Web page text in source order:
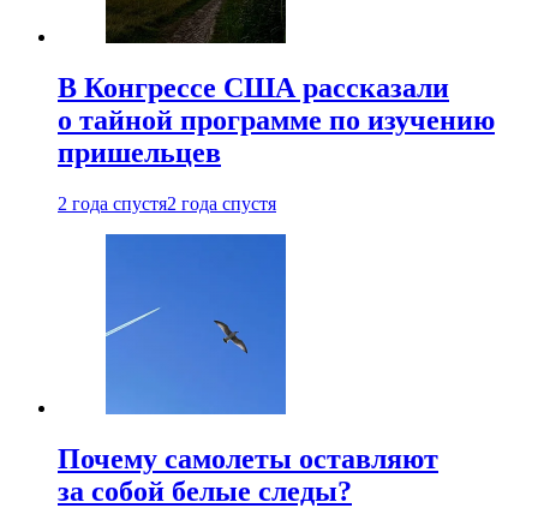
В Конгрессе США рассказали
о тайной программе по изучению
пришельцев
2 года спустя2 года спустя
Почему самолеты оставляют
за собой белые следы?